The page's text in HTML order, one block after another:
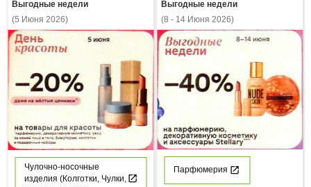
Выгодные недели
(5 Июня 2026)
Чулочно-носочные
изделия (Колготки, Чулки,
Выгодные недели
(8 - 14 Июня 2026)
Парфюмерия